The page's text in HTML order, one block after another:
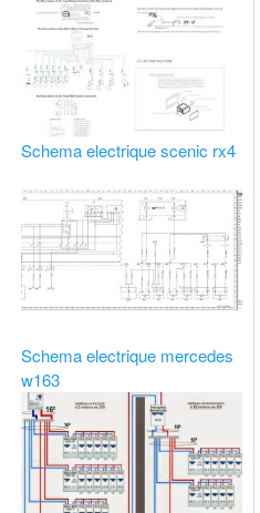
Schema electrique scenic rx4
Schema electrique mercedes
w163